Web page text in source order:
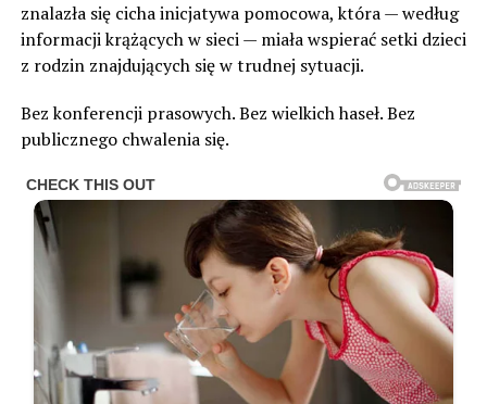
znalazła się cicha inicjatywa pomocowa, która — według
informacji krążących w sieci — miała wspierać setki dzieci
z rodzin znajdujących się w trudnej sytuacji.
Bez konferencji prasowych. Bez wielkich haseł. Bez
publicznego chwalenia się.